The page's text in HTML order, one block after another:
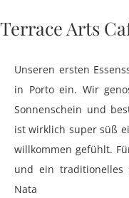
Terrace Arts
Unseren ersten
in Porto ein. Wir
Sonnenschein und
ist wirklich super süß
willkommen gefühlt.
und ein traditionelles
Nata